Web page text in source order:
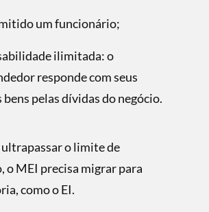
um funcionário;
ilimitada: o
responde com seus
pelas dívidas do negócio.
ultrapassar o limite de
o MEI precisa migrar para
como o EI.